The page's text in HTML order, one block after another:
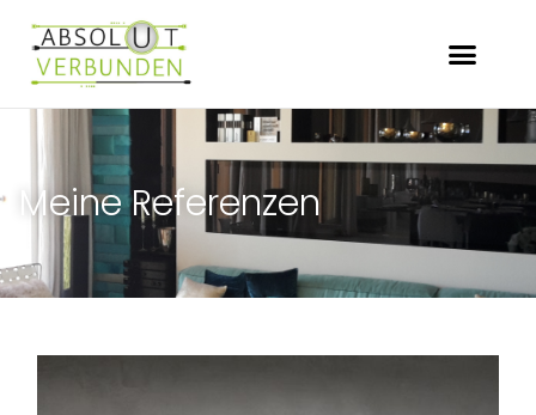
Meine Referenzen